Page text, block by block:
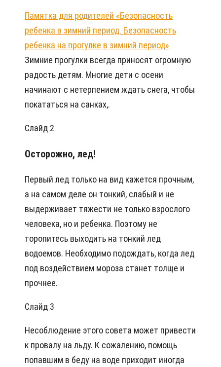
Памятка для родителей «Безопасность
ребенка в зимний период. Безопасность
ребенка на прогулке в зимний период»
Зимние прогулки всегда приносят огромную
радость детям. Многие дети с осени
начинают с нетерпением ждать снега, чтобы
покататься на санках,.
Слайд 2
Осторожно, лед!
Первый лед только на вид кажется прочным,
а на самом деле он тонкий, слабый и не
выдерживает тяжести не только взрослого
человека, но и ребенка. Поэтому не
торопитесь выходить на тонкий лед
водоемов. Необходимо подождать, когда лед
под воздействием мороза станет толще и
прочнее.
Слайд 3
Несоблюдение этого совета может привести
к провалу на льду. К сожалению, помощь
попавшим в беду на воде приходит иногда